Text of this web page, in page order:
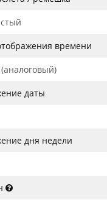
времени
даты
дня недели